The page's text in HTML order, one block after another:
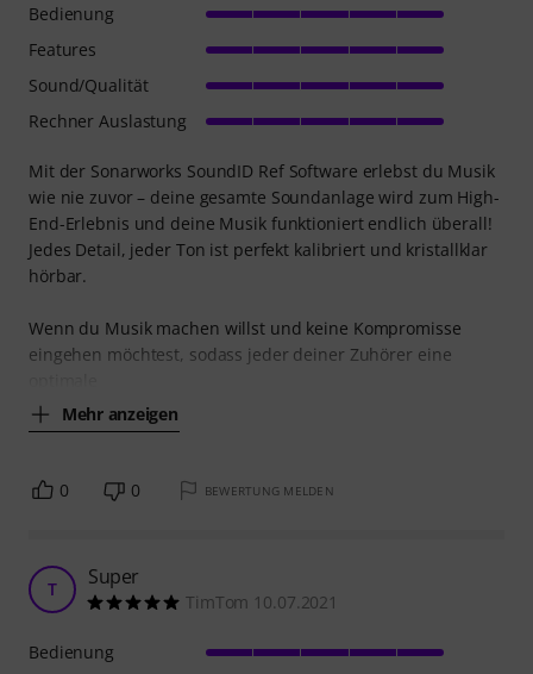
Mit der Sonarworks SoundID Ref Software erlebst du Musik
wie nie zuvor – deine gesamte Soundanlage wird zum High-
End-Erlebnis und deine Musik funktioniert endlich überall!
Jedes Detail, jeder Ton ist perfekt kalibriert und kristallklar
hörbar.
Wenn du Musik machen willst und keine Kompromisse
eingehen möchtest, sodass jeder deiner Zuhörer eine
Mehr anzeigen
Bedienung
Features
Sound/Qualität
Rechner Auslastung
0 0 BEWERTUNG MELDEN
T Super
TimTom 10.07.2021
Bedienung